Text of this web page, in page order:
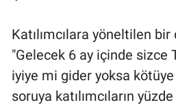
Katılımcılara yöneltilen
"Gelecek 6 ay içinde sizce
iyiye mi gider yoksa
soruya katılımcıların